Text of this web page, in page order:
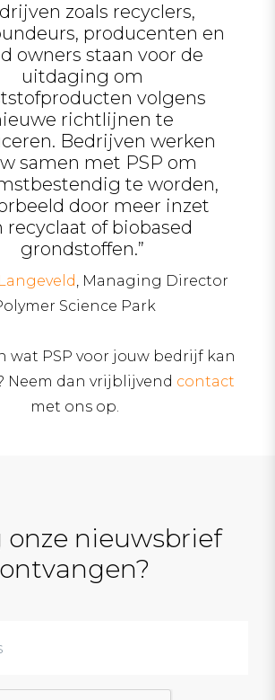
zoals recyclers,
producenten en
owners staan voor de
uitdaging om
volgens
richtlijnen te
Bedrijven werken
samen met PSP om
te worden,
door meer inzet
recyclaat of biobased
grondstoffen.”
, Managing Director
Science Park
wat PSP voor jouw bedrijf kan
Neem dan vrijblijvend contact
met ons op.
onze nieuwsbrief
ontvangen?